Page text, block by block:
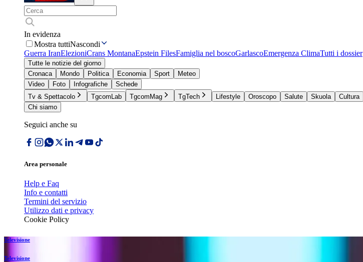
In evidenza
Mostra tuttiNascondi
Guerra IranElezioniCrans MontanaEpstein FilesFamiglia nel boscoGarlascoEmergenza ClimaTutti i dossier
Tutte le notizie del giorno
Cronaca
Mondo Politica Economia Sport
Meteo
Video
Foto Infografiche
Schede
Tv & Spettacolo
TgcomLab TgcomMag TgTech Lifestyle Oroscopo Salute Skuola Cultura
Chi siamo
Seguici anche su
Area personale
Help e Faq
Info e contatti
Termini del servizio
Utilizzo dati e privacy
Cookie Policy
Televisione
Televisione